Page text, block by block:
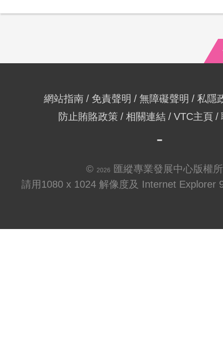
網站指南 免責聲明 無障礙聲明
私隱
防止賄賂政策
相關連結 VTC主頁
© 2026
匯縱專業發展中心版權
請用1080 x 1024 解像度及 Internet Explorer